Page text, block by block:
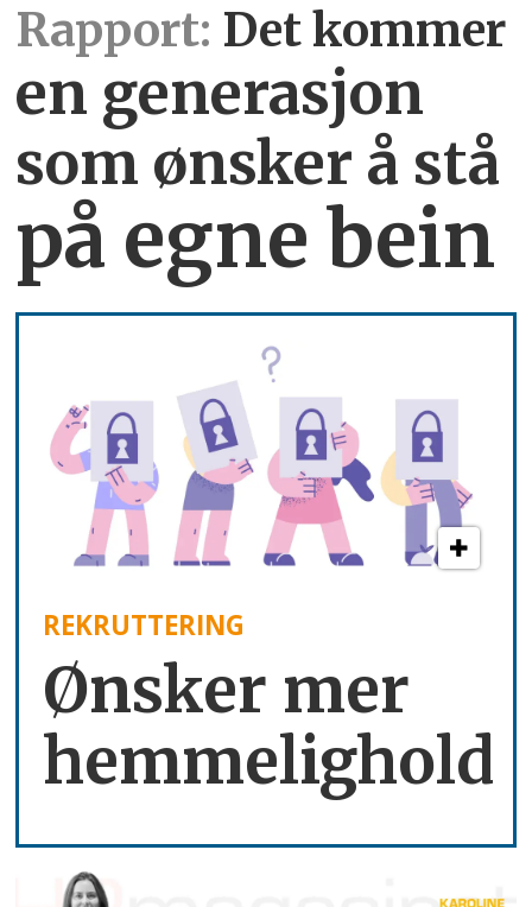
Rapport: Det kommer
en generasjon
som ønsker å stå
på egne bein
REKRUTTERING
Ønsker mer
hemmelighold